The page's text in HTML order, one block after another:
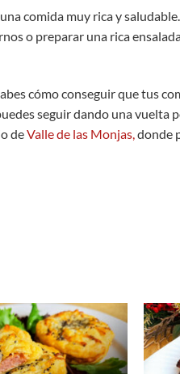
comida muy rica y
o preparar una rica
cómo conseguir que tus
seguir dando una vuelta
deValle de las Monjas,donde